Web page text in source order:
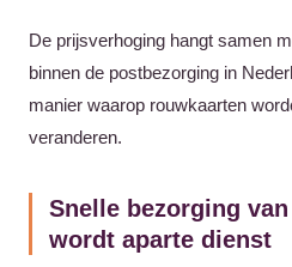
De prijsverhoging hangt samen
binnen de postbezorging in
manier waarop rouwkaarten
veranderen.
Snelle bezorging
wordt aparte dienst